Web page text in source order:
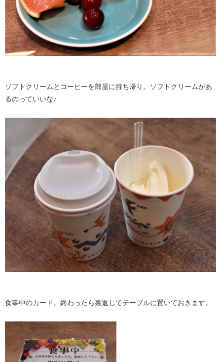
ソフトクリームとコーヒーを部屋に持ち帰り。ソフトクリームがあ
るのっていいな♪
食事中のカード。終わったら裏返してテーブルに置いておきます。